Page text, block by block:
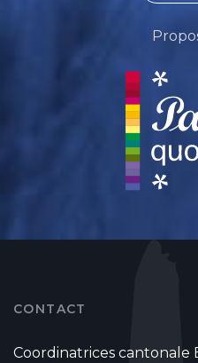
CONTACT
Coordinatrices cantonale